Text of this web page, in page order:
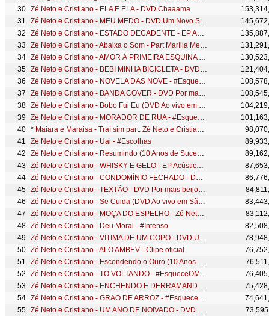
Zé Neto e Cristiano - ELA E ELA - DVD Chaaama
Zé Neto e Cristiano - MEU MEDO - DVD Um Novo Sonho
Zé Neto e Cristiano - ESTADO DECADENTE - EP Acústico De Novo
Zé Neto e Cristiano - Abaixa o Som - Part Marília Mendonça (DVD Ao vivo em São José do Rio Preto)
Zé Neto e Cristiano - AMOR À PRIMEIRA ESQUINA - #EsqueceOMundoLaFora
Zé Neto e Cristiano - BEBI MINHA BICICLETA - DVD Por Mais Beijos Ao Vivo
Zé Neto e Cristiano - NOVELA DAS NOVE - #EsqueceOMundoLaFora
Zé Neto e Cristiano - BANDA COVER - DVD Por mais beijos ao vivo
Zé Neto e Cristiano - Bobo Fui Eu (DVD Ao vivo em São José do Rio Preto)
Zé Neto e Cristiano - MORADOR DE RUA - #EsqueceOMundoLaFora
* Maiara e Maraisa - Traí sim part. Zé Neto e Cristiano - DVD Reflexo
Zé Neto e Cristiano - Uai - #Escolhas
Zé Neto e Cristiano - Resumindo (10 Anos de Sucesso) #MagiaDasEstrelas
Zé Neto e Cristiano - WHISKY E GELO - EP Acústico De Novo
Zé Neto e Cristiano - CONDOMÍNIO FECHADO - DVD Por mais beijos ao vivo
Zé Neto e Cristiano - TEXTÃO - DVD Por mais beijos ao vivo
Zé Neto e Cristiano - Se Cuida (DVD Ao vivo em São José do Rio Preto)
Zé Neto e Cristiano - MOÇA DO ESPELHO - Zé Neto e Cristiano Acústico
Zé Neto e Cristiano - Deu Moral - #Intenso
Zé Neto e Cristiano - VÍTIMA DE UM COPO - DVD Um Novo Sonho
Zé Neto e Cristiano - ALÔ AMBEV - Clipe oficial
Zé Neto e Cristiano - Escondendo o Ouro (10 Anos de Sucesso) #MagiaDasEstrelas
Zé Neto e Cristiano - TÔ VOLTANDO - #EsqueceOMundoLaFora
Zé Neto e Cristiano - ENCHENDO E DERRAMANDO - EP Acústico De Novo
Zé Neto e Cristiano - GRÃO DE ARROZ - #EsqueceOMundoLaFora
Zé Neto e Cristiano - UM ANO DE NOIVADO - DVD Um Novo Sonho